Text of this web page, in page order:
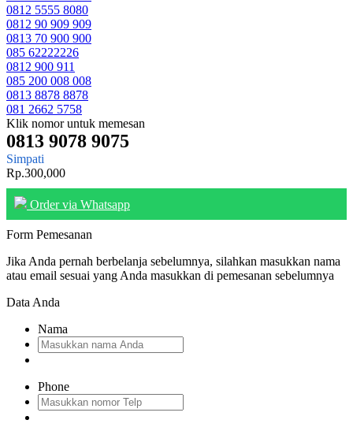
0812 5555 8080
0812 90 909 909
0813 70 900 900
085 62222226
0812 900 911
085 200 008 008
0813 8878 8878
081 2662 5758
Klik nomor untuk memesan
0813 9078 9075
Simpati
Rp.300,000
Order via Whatsapp
Form Pemesanan
Jika Anda pernah berbelanja sebelumnya, silahkan masukkan nama
atau email sesuai yang Anda masukkan di pemesanan sebelumnya
Data Anda
Nama
Phone